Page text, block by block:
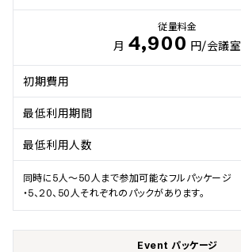
従量料金
月 4,900 円/会議室
初期費用
最低利用期間
最低利用人数
同時に5人～50人まで参加可能なフルパッケージ
・5、20、50人それぞれのパックがあります。
Event パッケージ